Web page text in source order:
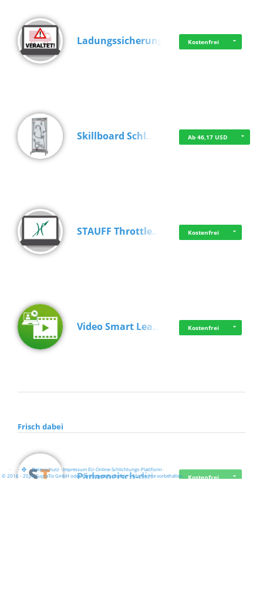
Ladungssicherung Kostenfrei
Skillboard Schl… Ab 46,17 USD
STAUFF Throttle… Kostenfrei
Video Smart Lea… Kostenfrei
Frisch dabei
Pädagogisch-did… Kostenfrei
· · ·Datenschutz·Impressum EU-Online-Schlichtungs-Plattform·
© 2016 - 2026 SupraTix GmbH oder Partnergesellschaften - Alle Rechte vorbehalten.